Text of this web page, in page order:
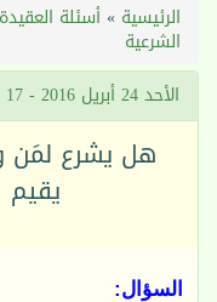
الرئيسية »أسئلة العقيدة
الشرعية
الأحد 24 أبريل 2016 - 17 رجب 1437هـ
هل يشرع لمَن
السؤال: